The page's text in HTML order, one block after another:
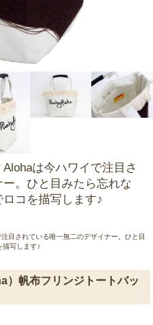
は今ハワイで注目さ
。ひと目みたら忘れな
コを描写します♪
目されている唯一無二のデザイナー。ひと目
描写します♪
帆布フリンジトートバッ